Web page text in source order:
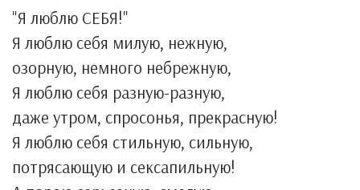
"Я люблю СЕБЯ!"
Я люблю себя милую, нежную,
озорную, немного небрежную,
Я люблю себя разную-разную,
даже утром, спросонья, прекрасную!
Я люблю себя стильную, сильную,
потрясающую и сексапильную!